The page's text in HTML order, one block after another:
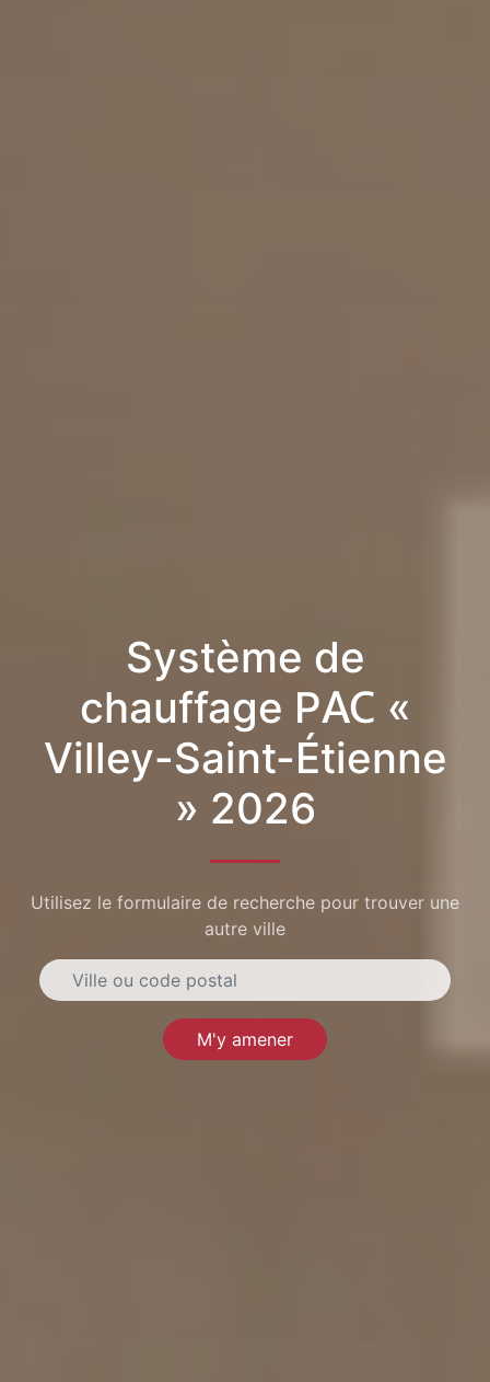
Système de
chauffage PAC «
Villey-Saint-Étienne
» 2026
Utilisez le formulaire de recherche pour trouver une
autre ville
M'y amener